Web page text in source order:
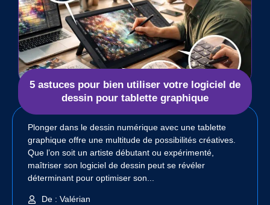
5 astuces pour bien utiliser votre logiciel de
dessin pour tablette graphique
Plonger dans le dessin numérique avec une tablette
graphique offre une multitude de possibilités créatives.
Que l’on soit un artiste débutant ou expérimenté,
maîtriser son logiciel de dessin peut se révéler
déterminant pour optimiser son...
De : Valérian